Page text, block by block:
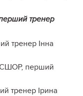
тренер
тренер Інна
перший
тренер Ірина